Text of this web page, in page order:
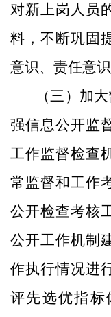
对新上岗人员
料，不断巩固
意识、责任意
（三）加
强信息公开监
工作监督检查
常监督和工作
公开检查考核
公开工作机制
作执行情况进
评先选优指标